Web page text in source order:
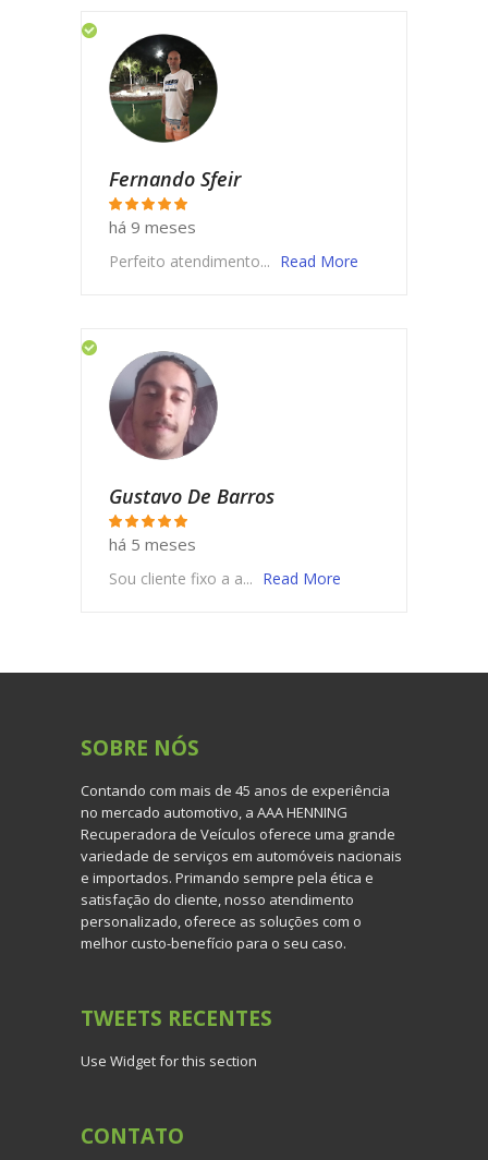
Fernando Sfeir
há 9 meses
Perfeito atendimento... Read More
Gustavo De Barros
há 5 meses
Sou cliente fixo a a... Read More
SOBRE NÓS
Contando com mais de 45 anos de experiência
no mercado automotivo, a AAA HENNING
Recuperadora de Veículos oferece uma grande
variedade de serviços em automóveis nacionais
e importados. Primando sempre pela ética e
satisfação do cliente, nosso atendimento
personalizado, oferece as soluções com o
melhor custo-benefício para o seu caso.
TWEETS RECENTES
Use Widget for this section
CONTATO